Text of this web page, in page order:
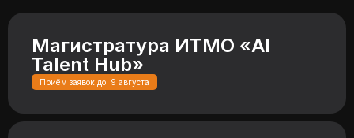
Магистратура ИТМО «AI
Talent Hub»
Приём заявок до: 9 августа